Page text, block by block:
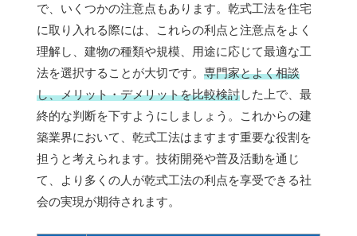
で、いくつかの注意点もあります。乾式工法を住宅
に取り入れる際には、これらの利点と注意点をよく
理解し、建物の種類や規模、用途に応じて最適な工
法を選択することが大切です。 専門家とよく相談
し、メリット・デメリットを比較検討した上で、最
終的な判断を下すようにしましょう。これからの建
築業界において、乾式工法はますます重要な役割を
担うと考えられます。技術開発や普及活動を通じ
て、より多くの人が乾式工法の利点を享受できる社
会の実現が期待されます。